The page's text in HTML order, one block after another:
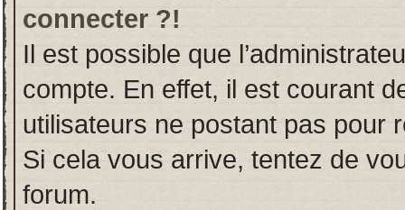
connecter ?!
Il est possible que
compte. En effet, il est courant
utilisateurs ne postant pas pour
Si cela vous arrive, tentez de
forum.